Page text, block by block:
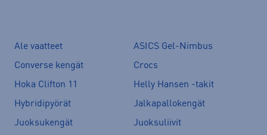
Ale vaatteet
ASICS Gel-Nimbus
Converse kengät
Crocs
Hoka Clifton 11
Helly Hansen -takit
Hybridipyörät
Jalkapallokengät
Juoksukengät
Juoksuliivit